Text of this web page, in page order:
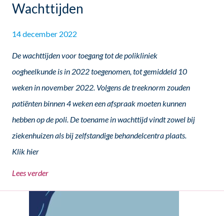
Wachttijden
14 december 2022
De wachttijden voor toegang tot de polikliniek
oogheelkunde is in 2022 toegenomen, tot gemiddeld 10
weken in november 2022. Volgens de treeknorm zouden
patiënten binnen 4 weken een afspraak moeten kunnen
hebben op de poli. De toename in wachttijd vindt zowel bij
ziekenhuizen als bij zelfstandige behandelcentra plaats.
Klik hier
Lees verder